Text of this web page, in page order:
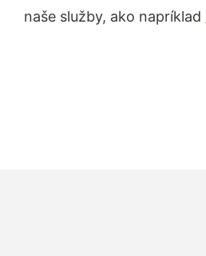
naše služby, ako napríklad